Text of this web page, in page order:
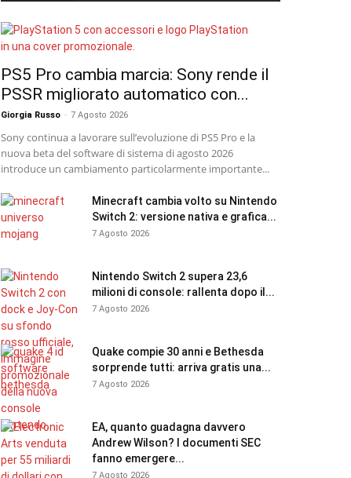
PS5 Pro cambia marcia: Sony rende il
PSSR migliorato automatico con...
Giorgia Russo - 7 Agosto 2026
Sony continua a lavorare sull’evoluzione di PS5 Pro e la
nuova beta del software di sistema di agosto 2026
introduce un cambiamento particolarmente importante...
Minecraft cambia volto su Nintendo
Switch 2: versione nativa e grafica...
7 Agosto 2026
Nintendo Switch 2 supera 23,6
milioni di console: rallenta dopo il...
7 Agosto 2026
Quake compie 30 anni e Bethesda
sorprende tutti: arriva gratis una...
7 Agosto 2026
EA, quanto guadagna davvero
Andrew Wilson? I documenti SEC
fanno emergere...
7 Agosto 2026